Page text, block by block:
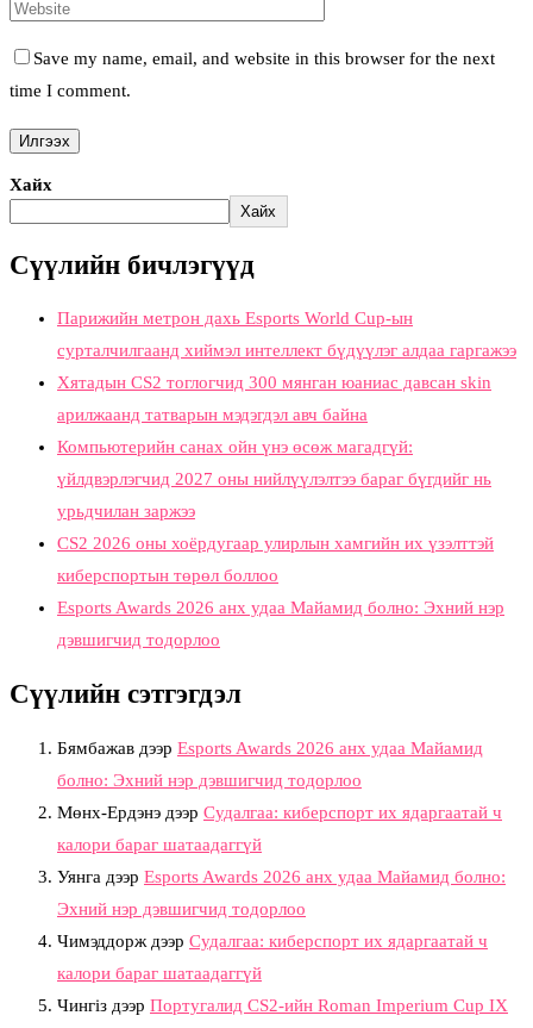
Save my name, email, and website in this browser for the next
time I comment.
Хайх
Хайх
Сүүлийн бичлэгүүд
Парижийн метрон дахь Esports World Cup-ын
сурталчилгаанд хиймэл интеллект бүдүүлэг алдаа гаргажээ
Хятадын CS2 тоглогчид 300 мянган юаниас давсан skin
арилжаанд татварын мэдэгдэл авч байна
Компьютерийн санах ойн үнэ өсөж магадгүй:
үйлдвэрлэгчид 2027 оны нийлүүлэлтээ бараг бүгдийг нь
урьдчилан заржээ
CS2 2026 оны хоёрдугаар улирлын хамгийн их үзэлттэй
киберспортын төрөл боллоо
Esports Awards 2026 анх удаа Майамид болно: Эхний нэр
дэвшигчид тодорлоо
Сүүлийн сэтгэгдэл
Бямбажав дээр Esports Awards 2026 анх удаа Майамид
болно: Эхний нэр дэвшигчид тодорлоо
Мөнх-Ердэнэ дээр Судалгаа: киберспорт их ядаргаатай ч
калори бараг шатаадаггүй
Уянга дээр Esports Awards 2026 анх удаа Майамид болно:
Эхний нэр дэвшигчид тодорлоо
Чимэддорж дээр Судалгаа: киберспорт их ядаргаатай ч
калори бараг шатаадаггүй
Чингіз дээр Португалид CS2-ийн Roman Imperium Cup IX